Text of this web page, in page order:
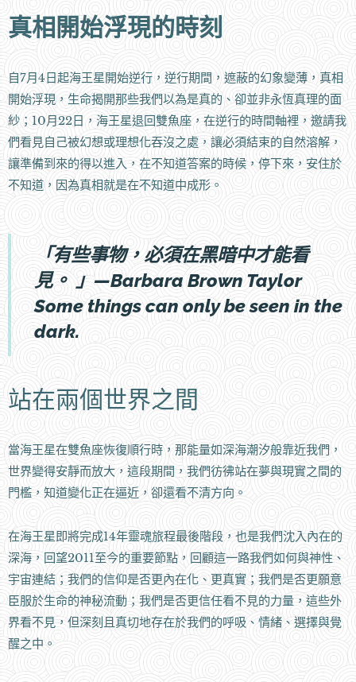
真相開始浮現的時刻
自7月4日起海王星開始逆行，逆行期間，遮蔽的幻象變薄，真相
開始浮現，生命揭開那些我們以為是真的、卻並非永恆真理的面
紗；10月22日，海王星退回雙魚座，在逆行的時間軸裡，邀請我
們看見自己被幻想或理想化吞沒之處，讓必須結束的自然溶解，
讓準備到來的得以進入，在不知道答案的時候，停下來，安住於
不知道，因為真相就是在不知道中成形。
「有些事物，必須在黑暗中才能看
見。 」—Barbara Brown Taylor
Some things can only be seen in the
dark.
站在兩個世界之間
當海王星在雙魚座恢復順行時，那能量如深海潮汐般靠近我們，
世界變得安靜而放大，這段期間，我們彷彿站在夢與現實之間的
門檻，知道變化正在逼近，卻還看不清方向。
在海王星即將完成14年靈魂旅程最後階段，也是我們沈入內在的
深海，回望2011至今的重要節點，回顧這一路我們如何與神性、
宇宙連結；我們的信仰是否更內在化、更真實；我們是否更願意
臣服於生命的神秘流動；我們是否更信任看不見的力量，這些外
界看不見，但深刻且真切地存在於我們的呼吸、情緒、選擇與覺
醒之中。